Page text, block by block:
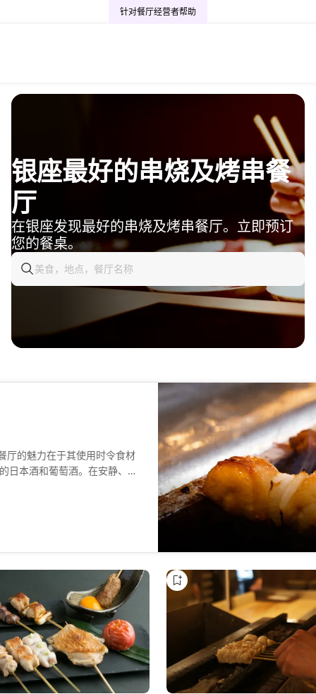
针对餐厅经营者帮助
银座最好的串烧及烤串餐
厅
在银座发现最好的串烧及烤串餐厅。立即预订
您的餐桌。
厅的魅力在于其使用时令食材
日本酒和葡萄酒。在安静、成